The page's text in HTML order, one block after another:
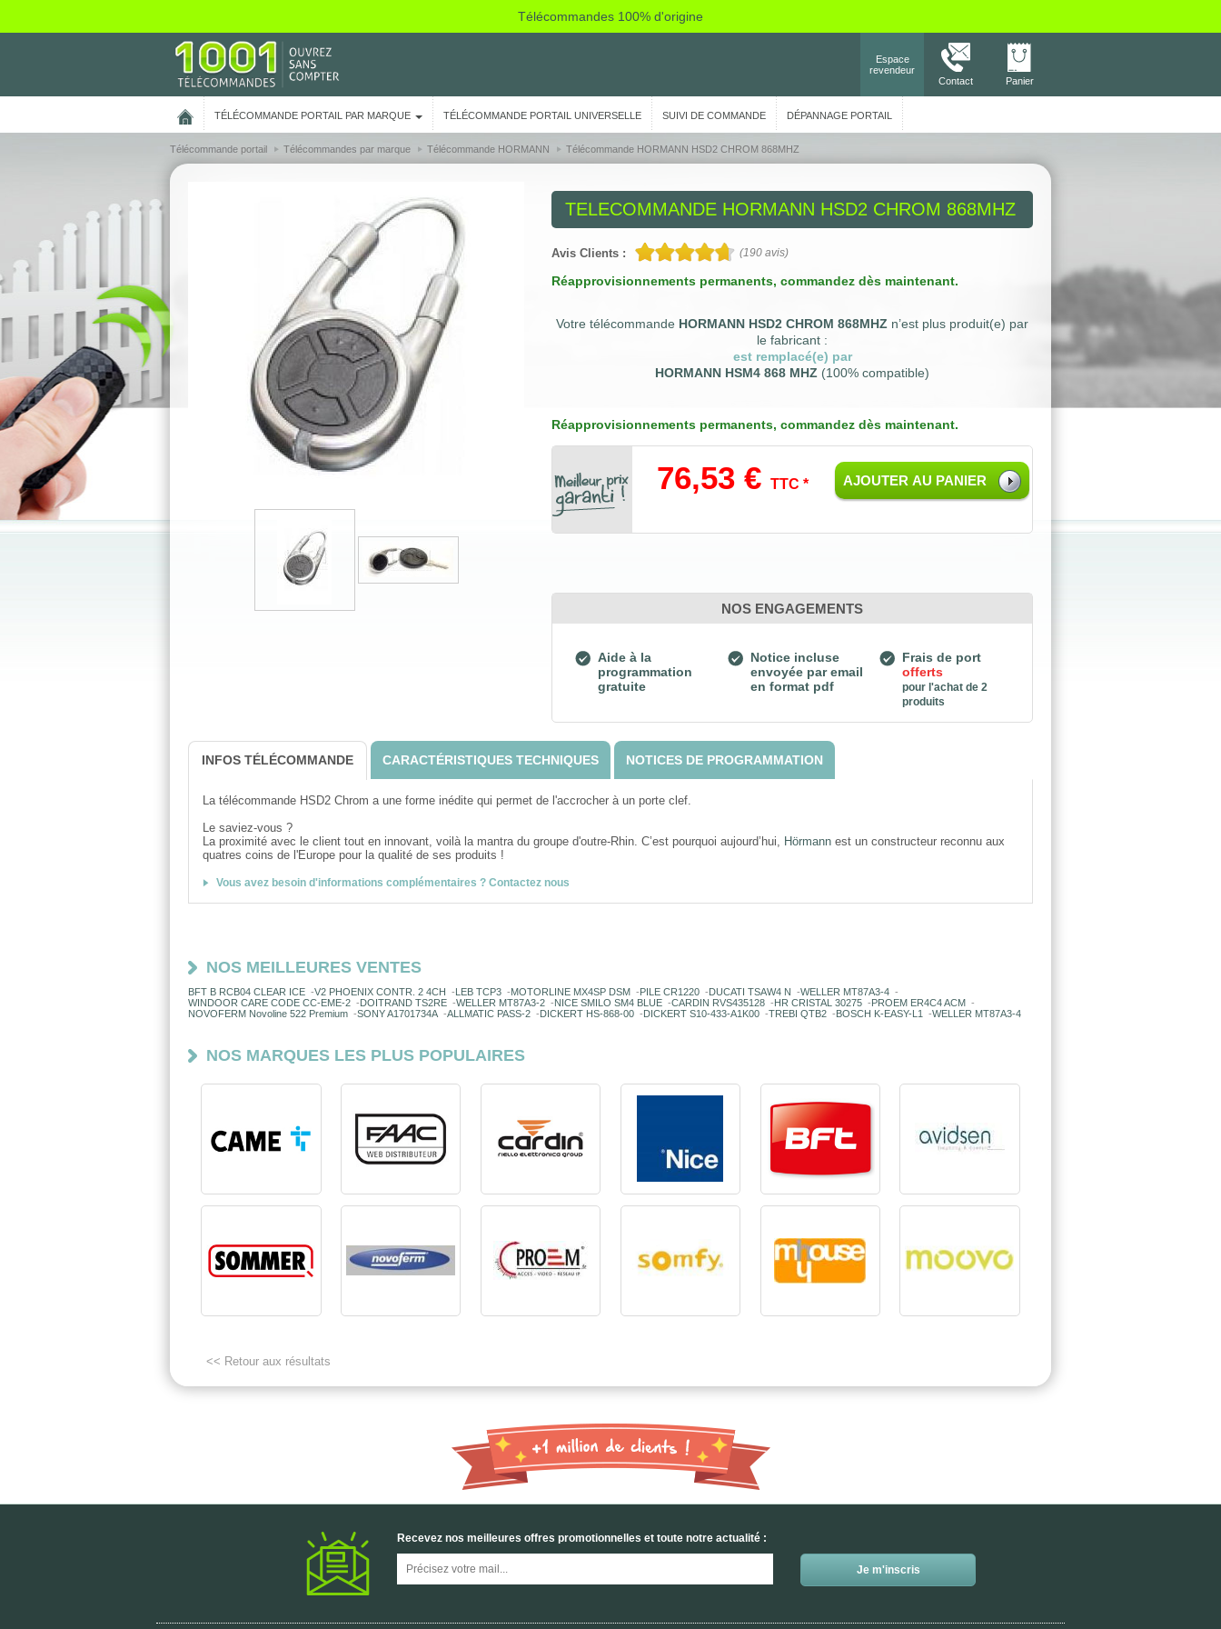
Télécommandes 100% d'origine
Espace
revendeur
Contact
Panier
TÉLÉCOMMANDE PORTAIL PAR MARQUE TÉLÉCOMMANDE PORTAIL UNIVERSELLE SUIVI DE COMMANDE DÉPANNAGE PORTAIL
Télécommande portail Télécommandes par marque Télécommande HORMANN Télécommande HORMANN HSD2 CHROM 868MHZ
TELECOMMANDE HORMANN HSD2 CHROM 868MHZ
Avis Clients : (190 avis)
Réapprovisionnements permanents, commandez dès maintenant.
Votre télécommande HORMANN HSD2 CHROM 868MHZ n’est plus produit(e) par
le fabricant :
est remplacé(e) par
HORMANN HSM4 868 MHZ (100% compatible)
Réapprovisionnements permanents, commandez dès maintenant.
76,53 € TTC * AJOUTER AU PANIER
NOS ENGAGEMENTS
Aide à la
programmation
gratuite
Notice incluse
envoyée par email
en format pdf
Frais de port
offerts
pour l'achat de 2
produits
INFOS TÉLÉCOMMANDE CARACTÉRISTIQUES TECHNIQUES NOTICES DE PROGRAMMATION
La télécommande HSD2 Chrom a une forme inédite qui permet de l'accrocher à un porte clef.
Le saviez-vous ?
La proximité avec le client tout en innovant, voilà la mantra du groupe d'outre-Rhin. C’est pourquoi aujourd’hui, Hörmann est un constructeur reconnu aux
quatres coins de l'Europe pour la qualité de ses produits !
Vous avez besoin d'informations complémentaires ? Contactez nous
NOS MEILLEURES VENTES
BFT B RCB04 CLEAR ICE -V2 PHOENIX CONTR. 2 4CH - LEB TCP3 -MOTORLINE MX4SP DSM - PILE CR1220 - DUCATI TSAW4 N -WELLER MT87A3-4 -
WINDOOR CARE CODE CC-EME-2 - DOITRAND TS2RE -WELLER MT87A3-2 -NICE SMILO SM4 BLUE -CARDIN RVS435128 - HR CRISTAL 30275 - PROEM ER4C4 ACM -
NOVOFERM Novoline 522 Premium -SONY A1701734A-ALLMATIC PASS-2 - DICKERT HS-868-00 - DICKERT S10-433-A1K00 -TREBI QTB2 - BOSCH K-EASY-L1 -WELLER MT87A3-4
NOS MARQUES LES PLUS POPULAIRES
<< Retour aux résultats
Recevez nos meilleures offres promotionnelles et toute notre actualité :